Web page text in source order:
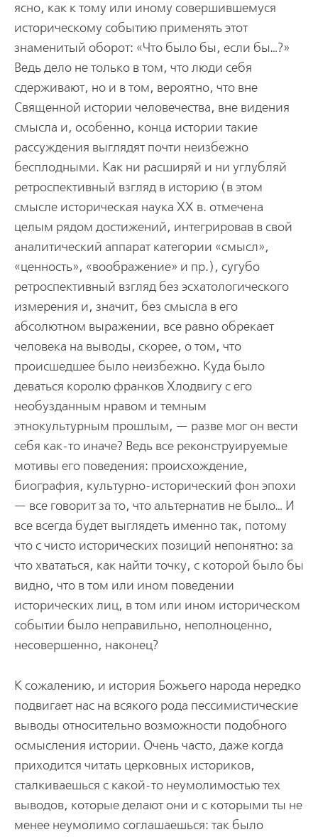
ясно, как к тому или иному совершившемуся
историческому событию применять этот
знаменитый оборот: «Что было бы, если бы…?»
Ведь дело не только в том, что люди себя
сдерживают, но и в том, вероятно, что вне
Священной истории человечества, вне видения
смысла и, особенно, конца истории такие
рассуждения выглядят почти неизбежно
бесплодными. Как ни расширяй и ни углубляй
ретроспективный взгляд в историю (в этом
смысле историческая наука XX в. отмечена
целым рядом достижений, интегрировав в свой
аналитический аппарат категории «смысл»,
«ценность», «воображение» и пр.), сугубо
ретроспективный взгляд без эсхатологического
измерения и, значит, без смысла в его
абсолютном выражении, все равно обрекает
человека на выводы, скорее, о том, что
происшедшее было неизбежно. Куда было
деваться королю франков Хлодвигу с его
необузданным нравом и темным
этнокультурным прошлым, — разве мог он вести
себя как-то иначе? Ведь все реконструируемые
мотивы его поведения: происхождение,
биография, культурно-исторический фон эпохи
— все говорит за то, что альтернатив не было… И
все всегда будет выглядеть именно так, потому
что с чисто исторических позиций непонятно: за
что хвататься, как найти точку, с которой было бы
видно, что в том или ином поведении
исторических лиц, в том или ином историческом
событии было неправильно, неполноценно,
несовершенно, наконец?
К сожалению, и история Божьего народа нередко
подвигает нас на всякого рода пессимистические
выводы относительно возможности подобного
осмысления истории. Очень часто, даже когда
приходится читать церковных историков,
сталкиваешься с какой-то неумолимостью тех
выводов, которые делают они и с которыми ты не
менее неумолимо соглашаешься: так было